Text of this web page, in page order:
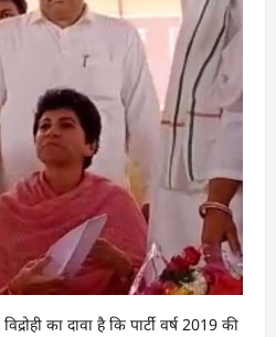
का दावा है कि पार्टी वर्ष 2019 की